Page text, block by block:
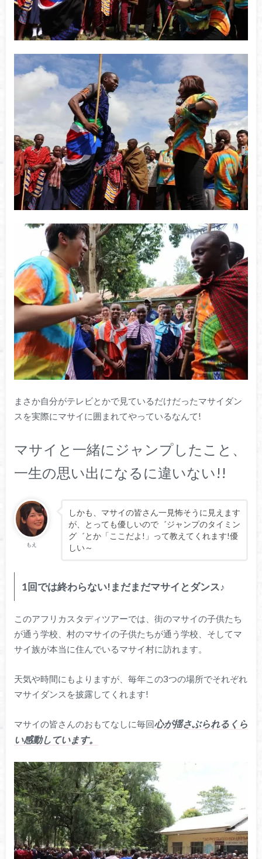
まさか自分がテレビとかで見ているだけだったマサイダン
スを実際にマサイに囲まれてやっているなんて!
マサイと一緒にジャンプしたこと、
一生の思い出になるに違いない!!
もえ
しかも、マサイの皆さん一見怖そうに見えます
が、とっても優しいので゛ジャンプのタイミン
グ゛とか「ここだよ!」って教えてくれます!優
しい～
1回では終わらない!まだまだマサイとダンス♪
このアフリカスタディツアーでは、街のマサイの子供たち
が通う学校、村のマサイの子供たちが通う学校、そしてマ
サイ族が本当に住んでいるマサイ村に訪れます。
天気や時間にもよりますが、毎年この3つの場所でそれぞれ
マサイダンスを披露してくれます!
マサイの皆さんのおもてなしに毎回心が揺さぶられるくら
い感動しています。